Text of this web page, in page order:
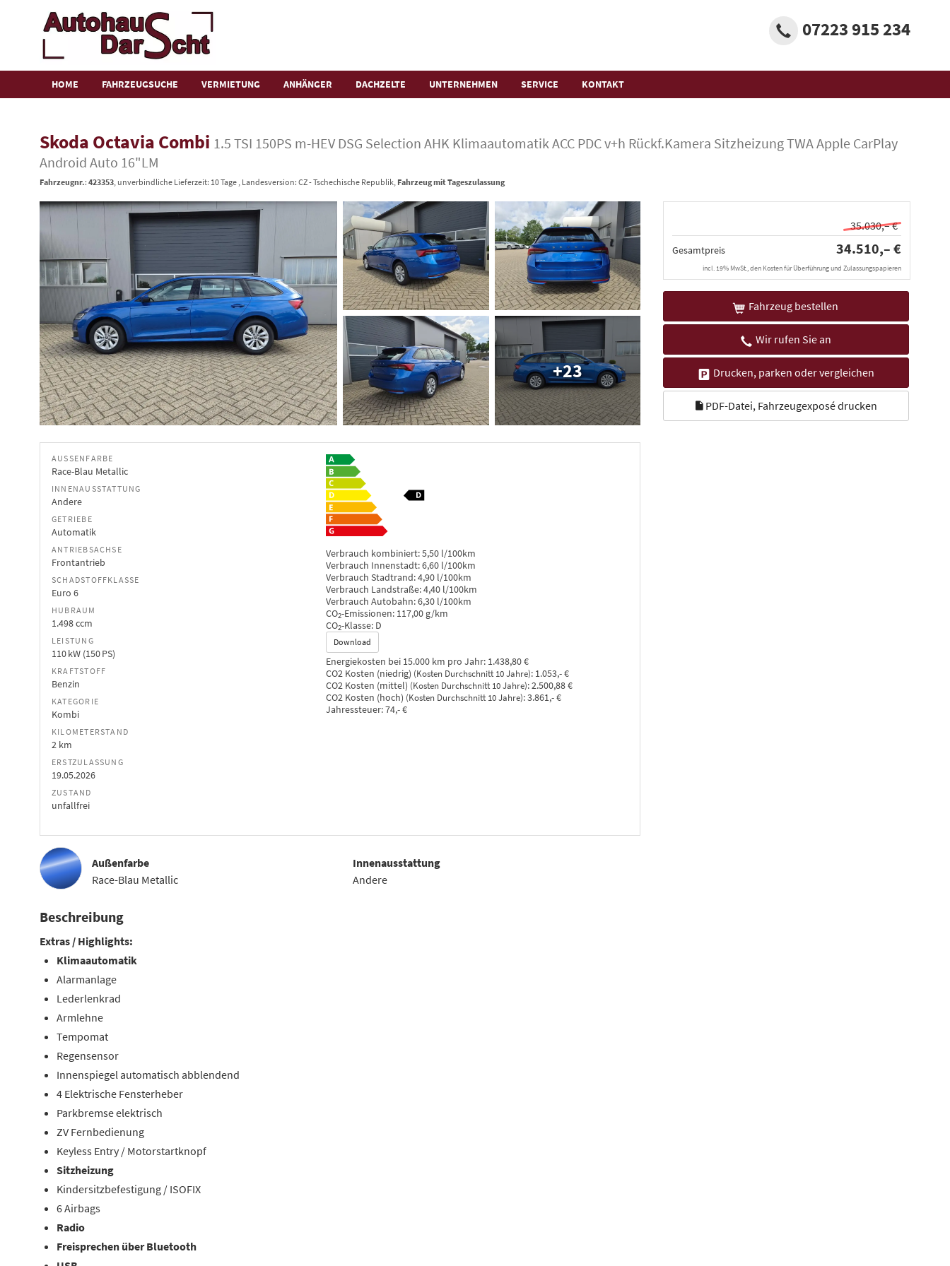
07223 915 234
HOME FAHRZEUGSUCHE VERMIETUNG ANHÄNGER DACHZELTE UNTERNEHMEN SERVICE KONTAKT
Skoda Octavia Combi 1.5 TSI 150PS m-HEV DSG Selection AHK Klimaautomatik ACC PDC v+h Rückf.Kamera Sitzheizung TWA Apple CarPlay
Android Auto 16"LM
Fahrzeugnr.: 423353 , unverbindliche Lieferzeit: 10 Tage , Landesversion: CZ - Tschechische Republik, Fahrzeug mit Tageszulassung
35.030,– €
Gesamtpreis 34.510,– €
incl. 19% MwSt., den Kosten für Überführung und Zulassungspapieren
Fahrzeug bestellen
Wir rufen Sie an
Drucken, parken oder vergleichen
PDF-Datei, Fahrzeugexposé drucken
+23
AUSSENFARBE
Race-Blau Metallic
INNENAUSSTATTUNG
Andere
GETRIEBE
Automatik
ANTRIEBSACHSE
Frontantrieb
SCHADSTOFFKLASSE
Euro 6
HUBRAUM
1.498 ccm
LEISTUNG
110 kW (150 PS)
KRAFTSTOFF
Benzin
KATEGORIE
Kombi
KILOMETERSTAND
2 km
ERSTZULASSUNG
19.05.2026
ZUSTAND
unfallfrei
Verbrauch kombiniert:5,50 l/100km
Verbrauch Innenstadt:6,60 l/100km
Verbrauch Stadtrand:4,90 l/100km
Verbrauch Landstraße:4,40 l/100km
Verbrauch Autobahn:6,30 l/100km
CO2-Emissionen: 117,00 g/km
CO2-Klasse: D
Download
Energiekosten bei 15.000 km pro Jahr: 1.438,80 €
CO2 Kosten (niedrig) (Kosten Durchschnitt 10 Jahre): 1.053,- €
CO2 Kosten (mittel) (Kosten Durchschnitt 10 Jahre):2.500,88 €
CO2 Kosten (hoch) (Kosten Durchschnitt 10 Jahre):3.861,- €
Jahressteuer:74,- €
Außenfarbe
Race-Blau Metallic
Innenausstattung
Andere
Beschreibung
Extras / Highlights:
Klimaautomatik
Alarmanlage
Lederlenkrad
Armlehne
Tempomat
Regensensor
Innenspiegel automatisch abblendend
4 Elektrische Fensterheber
Parkbremse elektrisch
ZV Fernbedienung
Keyless Entry / Motorstartknopf
Sitzheizung
Kindersitzbefestigung / ISOFIX
6 Airbags
Radio
Freisprechen über Bluetooth